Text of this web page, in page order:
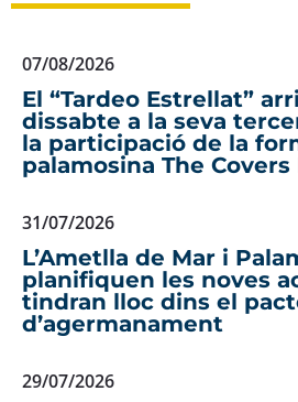
07/08/2026
El “Tardeo Estrellat”
dissabte a la seva
la participació de la
palamosina The Covers
31/07/2026
L’Ametlla de Mar i
planifiquen les noves
tindran lloc dins el
d’agermanament
29/07/2026